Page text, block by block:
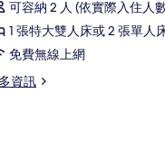
可容納 2 人 (依實際入住人
1 張特大雙人床或 2 張單人
免費無線上網
資訊